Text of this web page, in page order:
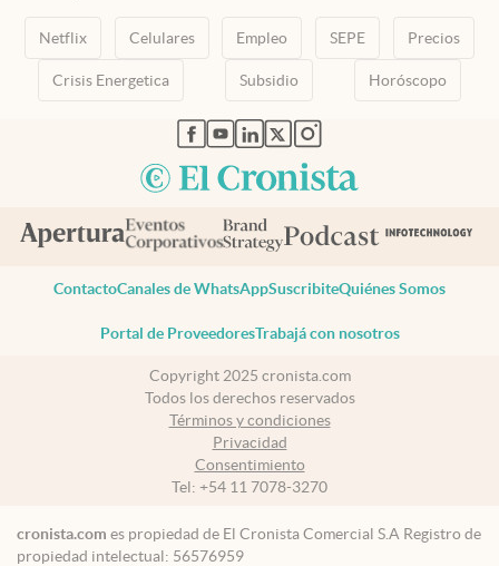
Netflix Celulares Empleo SEPE Precios
Crisis Energetica Subsidio Horóscopo
abre en nueva pestaña
abre en nueva pestaña
abre en nueva pestaña
abre en nueva pestaña
abre en nueva pestaña
ContactoCanales de WhatsAppSuscribiteQuiénes Somos
Portal de ProveedoresTrabajá con nosotros
Copyright 2025 cronista.com
Todos los derechos reservados
Términos y condiciones
Privacidad
Consentimiento
Tel: +54 11 7078-3270
cronista.com es propiedad de El Cronista Comercial S.A Registro de
propiedad intelectual: 56576959